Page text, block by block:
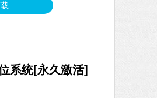
系统[永久激活]